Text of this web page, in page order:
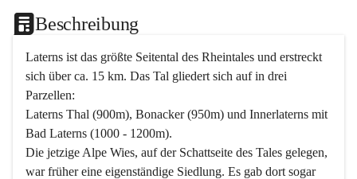
Beschreibung
Laterns ist das größte Seitental des Rheintales und erstreckt
sich über ca. 15 km. Das Tal gliedert sich auf in drei
Parzellen:
Laterns Thal (900m), Bonacker (950m) und Innerlaterns mit
Bad Laterns (1000 - 1200m).
Die jetzige Alpe Wies, auf der Schattseite des Tales gelegen,
war früher eine eigenständige Siedlung. Es gab dort sogar